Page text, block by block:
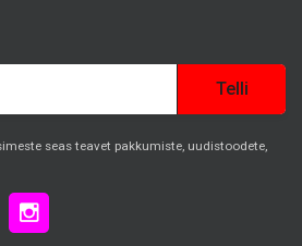
Telli
seas teavet pakkumiste, uudistoodete,